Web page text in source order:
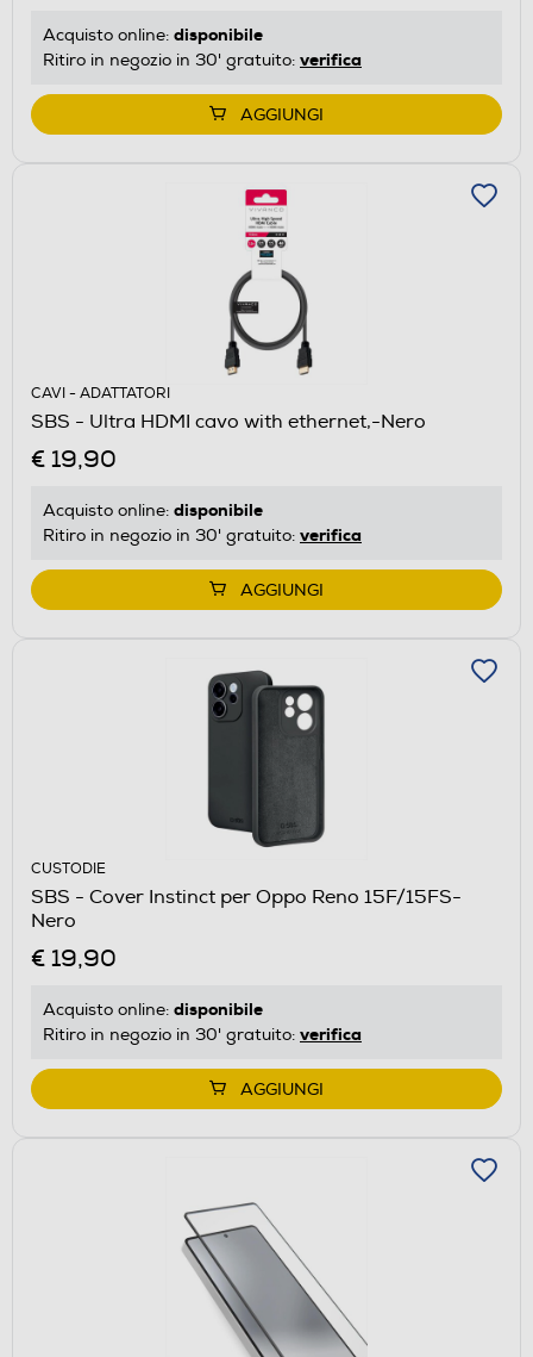
Acquisto online: disponibile
Ritiro in negozio in 30' gratuito: verifica
AGGIUNGI
CAVI - ADATTATORI
SBS - Ultra HDMI cavo with ethernet,-Nero
€ 19,90
Acquisto online: disponibile
Ritiro in negozio in 30' gratuito: verifica
AGGIUNGI
CUSTODIE
SBS - Cover Instinct per Oppo Reno 15F/15FS-
Nero
€ 19,90
Acquisto online: disponibile
Ritiro in negozio in 30' gratuito: verifica
AGGIUNGI